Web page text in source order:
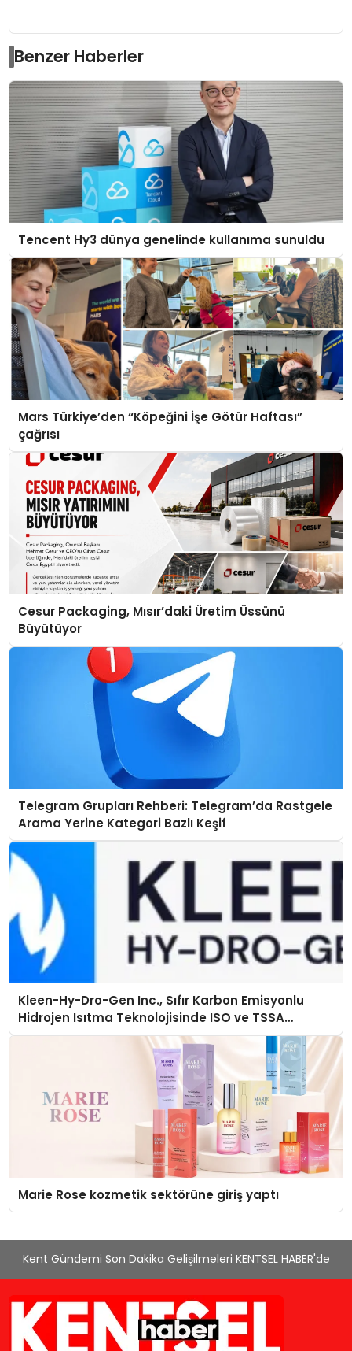
Benzer Haberler
Tencent Hy3 dünya genelinde kullanıma sunuldu
Mars Türkiye’den “Köpeğini İşe Götür Haftası”
çağrısı
Cesur Packaging, Mısır’daki Üretim Üssünü
Büyütüyor
Telegram Grupları Rehberi: Telegram’da Rastgele
Arama Yerine Kategori Bazlı Keşif
Kleen-Hy-Dro-Gen Inc., Sıfır Karbon Emisyonlu
Hidrojen Isıtma Teknolojisinde ISO ve TSSA
Düzenleyici Onaylarını Aldı
Marie Rose kozmetik sektörüne giriş yaptı
Kent Gündemi Son Dakika Gelişilmeleri KENTSEL HABER'de